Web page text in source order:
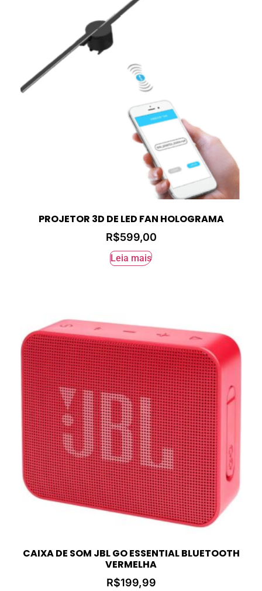
PROJETOR 3D DE LED FAN HOLOGRAMA
R$599,00
Leia mais
CAIXA DE SOM JBL GO ESSENTIAL BLUETOOTH
VERMELHA
R$199,99